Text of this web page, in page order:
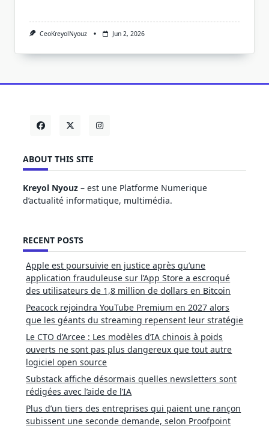
CeoKreyolNyouz Jun 2, 2026
ABOUT THIS SITE
Kreyol Nyouz – est une Platforme Numerique
d’actualité informatique, multimédia.
RECENT POSTS
Apple est poursuivie en justice après qu’une
application frauduleuse sur l’App Store a escroqué
des utilisateurs de 1,8 million de dollars en Bitcoin
Peacock rejoindra YouTube Premium en 2027 alors
que les géants du streaming repensent leur stratégie
Le CTO d’Arcee : Les modèles d’IA chinois à poids
ouverts ne sont pas plus dangereux que tout autre
logiciel open source
Substack affiche désormais quelles newsletters sont
rédigées avec l’aide de l’IA
Plus d’un tiers des entreprises qui paient une rançon
subissent une seconde demande, selon Proofpoint